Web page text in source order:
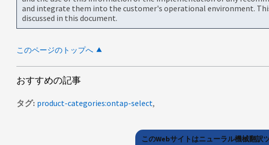
and integrate them into the customer's operational environment.
discussed in this document.
このページのトップへ
おすすめの記事
タグ product-categories:ontap-select
このWebサイトはニューラル機械翻訳